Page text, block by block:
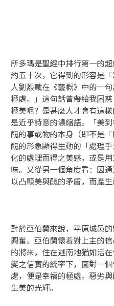
所多瑪是聖經中排行第一的
約五十次，它得到的形容是
人劉熙載在《藝概》中的一
極處。」這句話曾帶給我困
極美呢？是甚麼人才會有這
是近乎詩意的濃縮語。「美
醜的事或物的本身（即不是
醜的形象顯得生動的「處理
化的處理而得之美感，或是
味。又從另一個角度看：因
以凸顯美與醜的矛盾，而產生
對於亞伯蘭來說，平原城邑
興奮。亞伯蘭懷着對上主的
的將來，住在迦南地猶如活
變之信實的統率下，面對一
處，便是幸福的極處。惡劣
生美的光輝。